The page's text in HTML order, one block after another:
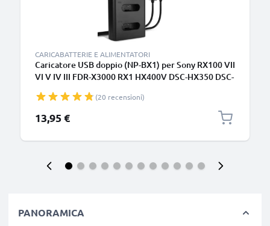
CARICABATTERIE E ALIMENTATORI
Caricatore USB doppio (NP-BX1) per Sony RX100 VII
VI V IV III FDR-X3000 RX1 HX400V DSC-HX350 DSC-
CELLONIC
(20 recensioni)
13,95 €
PANORAMICA